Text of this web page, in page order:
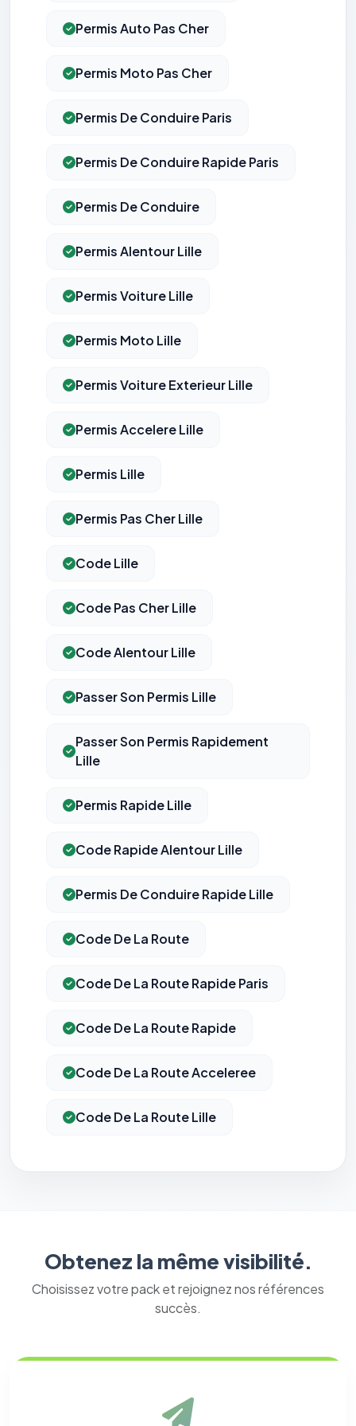
Permis Auto Pas Cher
Permis Moto Pas Cher
Permis De Conduire Paris
Permis De Conduire Rapide Paris
Permis De Conduire
Permis Alentour Lille
Permis Voiture Lille
Permis Moto Lille
Permis Voiture Exterieur Lille
Permis Accelere Lille
Permis Lille
Permis Pas Cher Lille
Code Lille
Code Pas Cher Lille
Code Alentour Lille
Passer Son Permis Lille
Passer Son Permis Rapidement
Lille
Permis Rapide Lille
Code Rapide Alentour Lille
Permis De Conduire Rapide Lille
Code De La Route
Code De La Route Rapide Paris
Code De La Route Rapide
Code De La Route Acceleree
Code De La Route Lille
Obtenez la même visibilité.
Choisissez votre pack et rejoignez nos références
succès.
TOUJOURS ACTIF
Nous aident à comprendre comment vous utilisez le site
(pages visitées, durée de visite) pour l'améliorer. Données